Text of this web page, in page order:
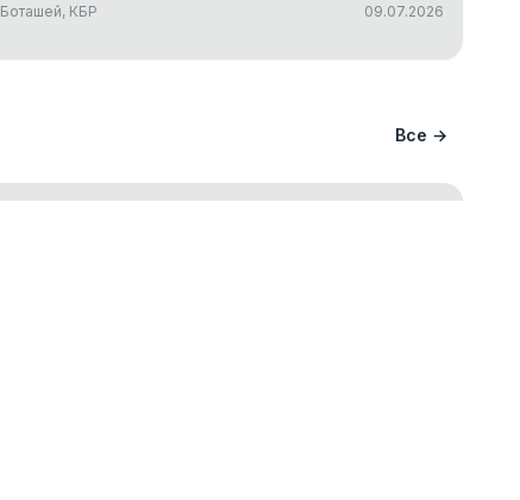
Боташей, КБР
09.07.2026
Все →